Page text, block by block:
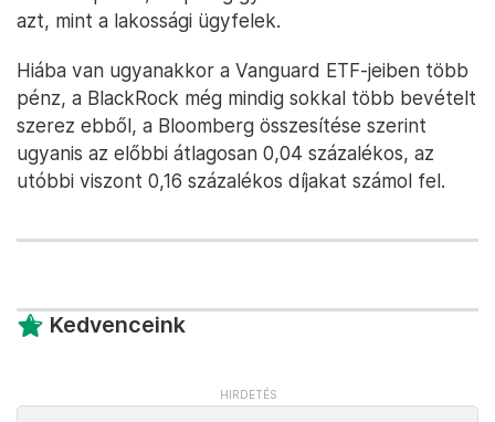
azt, mint a lakossági ügyfelek.
Hiába van ugyanakkor a Vanguard ETF-jeiben több
pénz, a BlackRock még mindig sokkal több bevételt
szerez ebből, a Bloomberg összesítése szerint
ugyanis az előbbi átlagosan 0,04 százalékos, az
utóbbi viszont 0,16 százalékos díjakat számol fel.
Kedvenceink